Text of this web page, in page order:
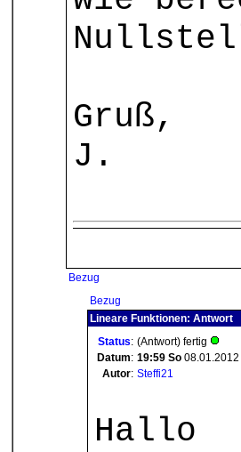
Gruß,
J.
Bezug
Bezug
Lineare Funktionen: Antwort
Status: (Antwort) fertig
Datum: 19:59 So 08.01.2012
Autor: Steffi21
Hallo